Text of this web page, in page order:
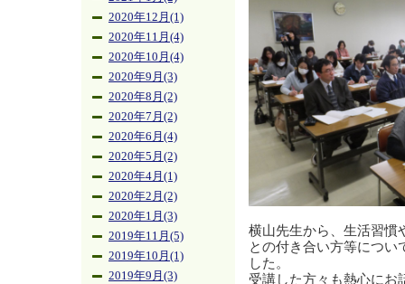
2020年12月(1)
2020年11月(4)
2020年10月(4)
2020年9月(3)
2020年8月(2)
2020年7月(2)
2020年6月(4)
2020年5月(2)
2020年4月(1)
2020年2月(2)
2020年1月(3)
2019年11月(5)
2019年10月(1)
2019年9月(3)
横山先生から、生活習慣
との付き合い方等につい
した。
受講した方々も熱心にお